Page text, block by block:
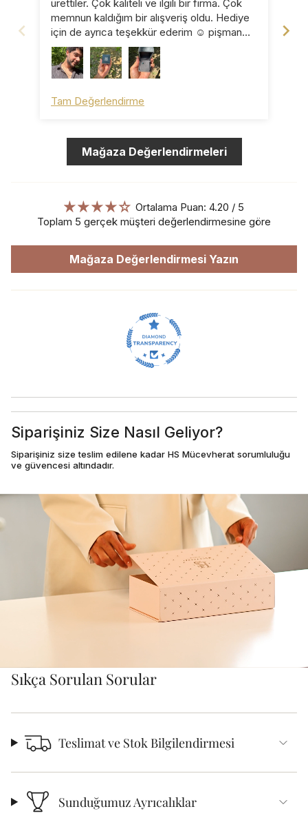
ürettiler. Çok kaliteli ve ilgili bir firma. Çok
memnun kaldığım bir alışveriş oldu. Hediye
için de ayrıca teşekkür ederim ☺️ pişman
olmazsınız ☺️
Tam Değerlendirme
Mağaza Değerlendirmeleri
Ortalama Puan: 4.20 / 5
Toplam 5 gerçek müşteri değerlendirmesine göre
Mağaza Değerlendirmesi Yazın
Siparişiniz Size Nasıl Geliyor?
Siparişiniz size teslim edilene kadar HS Mücevherat sorumluluğu
ve güvencesi altındadır.
Sıkça Sorulan Sorular
Teslimat ve Stok Bilgilendirmesi
Sunduğumuz Ayrıcalıklar